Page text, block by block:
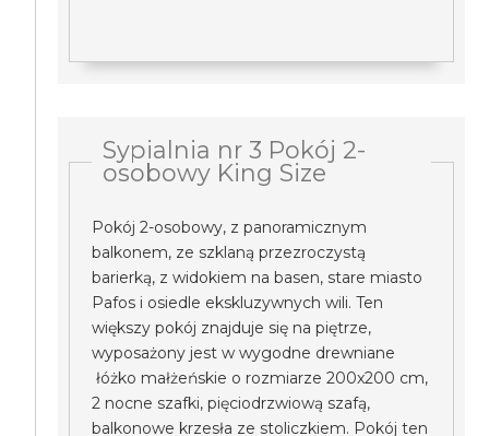
Sypialnia nr 3 Pokój 2-
osobowy King Size
Pokój 2-osobowy, z panoramicznym
balkonem, ze szklaną przezroczystą
barierką, z widokiem na basen, stare miasto
Pafos i osiedle ekskluzywnych wili. Ten
większy pokój znajduje się na piętrze,
wyposażony jest w wygodne drewniane
łóżko małżeńskie o rozmiarze 200x200 cm,
2 nocne szafki, pięciodrzwiową szafą,
balkonowe krzesła ze stoliczkiem. Pokój ten